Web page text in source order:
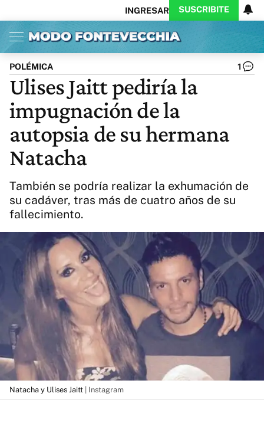
INGRESAR SUSCRIBITE
Inicio Ahora
Opinión
Política
Ciencia
Cultura
Arte
Educación
Internacional
Clima
CARAS
Exitoina
Turismo
Videos
Córdoba
Reperfilar
Business
Diario del Juicio
Actualidad
POLÉMICA 1
Ulises Jaitt pediría la
impugnación de la
autopsia de su hermana
Natacha
También se podría realizar la exhumación de
su cadáver, tras más de cuatro años de su
fallecimiento.
Natacha y Ulises Jaitt | Instagram